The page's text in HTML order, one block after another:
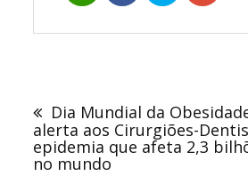
PostDia Mundial da
alerta aos Cirurgiões-
epidemia que afeta 2,3
no mundo